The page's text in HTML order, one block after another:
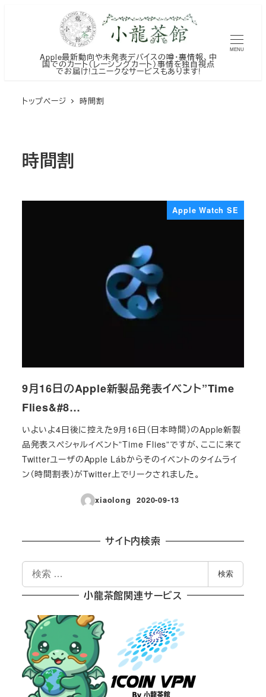
Apple最新動向や未発表デバイスの噂・裏情報、中
国でのカート（レーシングカート）事情を独自視点
でお届け!ユニークなサービスもあります!
MENU
トップページ 時間割
時間割
Apple Watch SE
9月16日のApple新製品発表イベント”Time
Flies&#8…
いよいよ4日後に控えた9月16日（日本時間）のApple新製
品発表スペシャルイベント”Time Flies”ですが、ここに来て
TwitterユーザのApple Lábからそのイベントのタイムライ
ン（時間割表）がTwitter上でリークされました。
xiaolong
投稿日
2020-09-13
サイト内検索
検
索
検索
小龍茶館関連サービス